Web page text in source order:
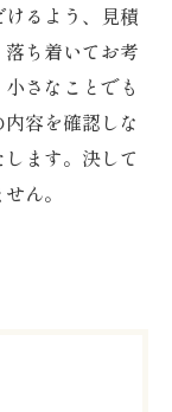
るよう、見積
ち着いてお考
さなことでも
容を確認しな
ます。決して
ん。